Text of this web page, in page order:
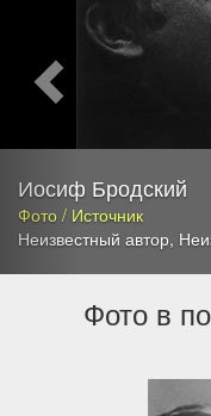
Иосиф Бродский
Фото / Источник
Неизвестный автор,
Фото в